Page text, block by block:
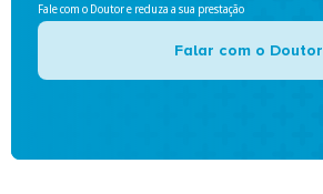
Fale com o Doutor e reduza a sua prestação
Falar com o Doutor